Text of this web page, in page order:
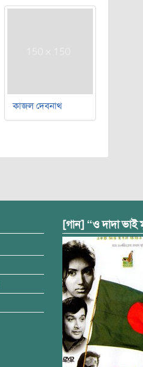
কাজল দেবনাথ
[গান] “ও দাদা ভাই